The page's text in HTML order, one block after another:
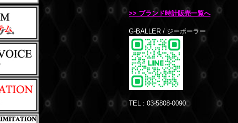
>> ブランド時計販売一覧へ
G-BALLER / ジーボーラー
TEL : 03-5808-0090